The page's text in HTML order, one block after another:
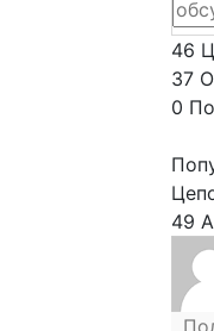
46
37
0
49